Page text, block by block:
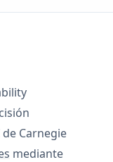
de Carnegie
mediante